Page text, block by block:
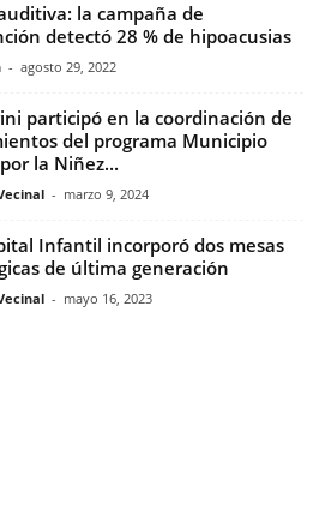
la campaña de
detectó 28 % de hipoacusias
- agosto 29, 2022
participó en la coordinación de
del programa Municipio
la Niñez...
- marzo 9, 2024
Infantil incorporó dos mesas
de última generación
- mayo 16, 2023